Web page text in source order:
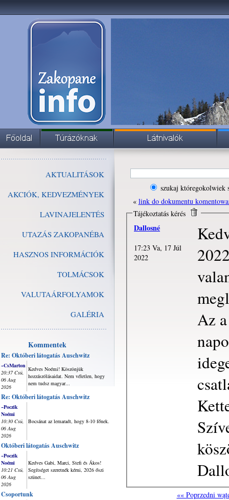
AKTUALITÁSOK
AKCIÓK, KEDVEZMÉNYEK
LAVINAJELENTÉS
UTAZÁS ZAKOPANÉBA
HASZNOS INFORMÁCIÓK
TOLMÁCSOK
VALUTAÁRFOLYAMOK
GALÉRIA
Kommentek
Re: Októberi látogatás Auschwitz
~CsMarton
20:37 Csü,
06 Aug
2026
Kedves Noémi! Köszönjük
hozzászólásaidat. Nem véletlen, hogy
nem tudsz magyar...
Re: Októberi látogatás Auschwitz
~Poczik
Noémi
10:30 Csü,
06 Aug
2026
Bocsánat az lemaradt, hogy 8-10 főnek.
Októberi látogatás Auschwitz
~Poczik
Noémi
10:21 Csü,
06 Aug
2026
Kedves Gabi, Marci, Stefi és Ákos!
Segítséget szeretnék kérni, 2026 őszi
szünet...
Csoportunk
szukaj któregokolwiek
« link do dokumentu
Tájékoztatás kérés
Dallosné
17:23 Va, 17 Júl
2022
Az
«« Poprzedni